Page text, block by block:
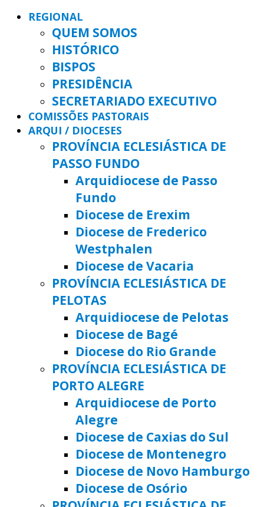
REGIONAL
QUEM SOMOS
HISTÓRICO
BISPOS
PRESIDÊNCIA
SECRETARIADO EXECUTIVO
COMISSÕES PASTORAIS
ARQUI / DIOCESES
PROVÍNCIA ECLESIÁSTICA DE
PASSO FUNDO
Arquidiocese de Passo
Fundo
Diocese de Erexim
Diocese de Frederico
Westphalen
Diocese de Vacaria
PROVÍNCIA ECLESIÁSTICA DE
PELOTAS
Arquidiocese de Pelotas
Diocese de Bagé
Diocese do Rio Grande
PROVÍNCIA ECLESIÁSTICA DE
PORTO ALEGRE
Arquidiocese de Porto
Alegre
Diocese de Caxias do Sul
Diocese de Montenegro
Diocese de Novo Hamburgo
Diocese de Osório